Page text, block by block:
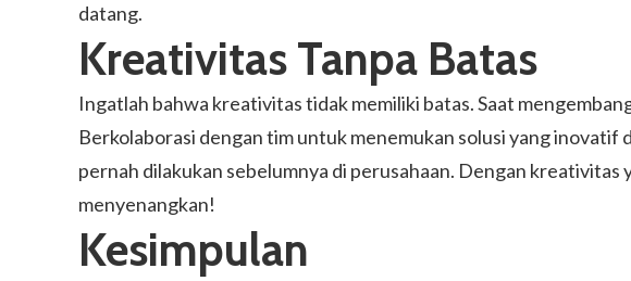
datang.
Kreativitas Tanpa Batas
Ingatlah bahwa kreativitas tidak memiliki batas. Saat
Berkolaborasi dengan tim untuk menemukan solusi yang
pernah dilakukan sebelumnya di perusahaan. Dengan
menyenangkan!
Kesimpulan